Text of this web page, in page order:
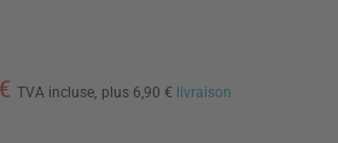
TVA incluse, plus 6,90 € livraison